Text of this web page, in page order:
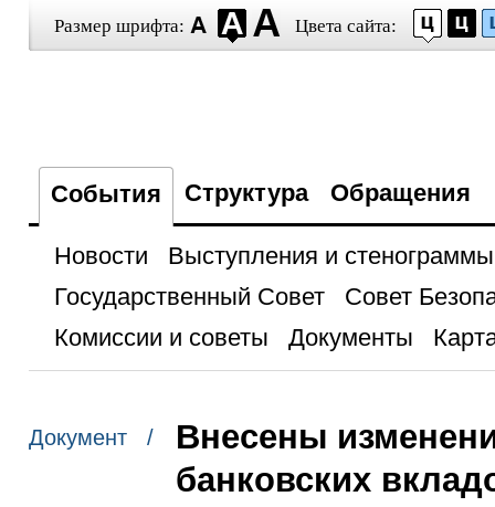
Размер шрифта: Цвета сайта:
События Структура Обращения
Новости
Выступления и стенограммы
Государственный Совет
Совет
Комиссии и советы
Документы
Документ /
Внесены
банковских